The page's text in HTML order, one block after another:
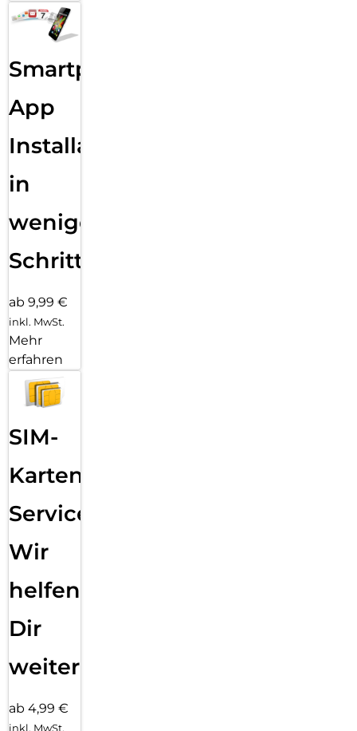
Smartphone
App
Installation
in
wenigen
Schritten
ab 9,99 €
inkl. MwSt.
Mehr
erfahren
SIM-
Karten
Service:
Wir
helfen
Dir
weiter
ab 4,99 €
inkl. MwSt.